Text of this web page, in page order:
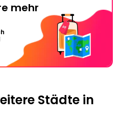
mehr
Städte in